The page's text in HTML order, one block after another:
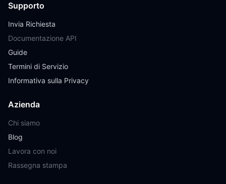
Supporto
Invia Richiesta
Documentazione API
Guide
Termini di Servizio
Informativa sulla Privacy
Azienda
Chi siamo
Blog
Lavora con noi
Rassegna stampa